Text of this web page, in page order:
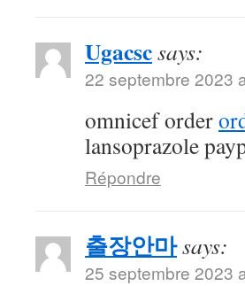
Ugacscsays:
22 septembre 2023
omnicef order
lansoprazole
Répondre
출장안마says:
25 septembre 2023